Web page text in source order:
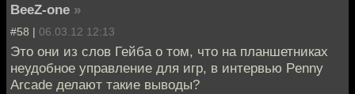
BeeZ-one »
#58 | 06.03.12 12:13
Это они из слов Гейба о том, что на планшетниках
неудобное управление для игр, в интервью Penny
Arcade делают такие выводы?